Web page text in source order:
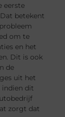
eerste
betekent
om te
en het
Dit is ook
de
uit het
indien dit
zorgt dat